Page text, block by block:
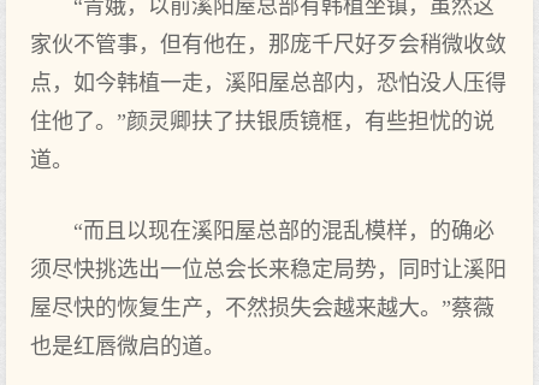
“青娥，以前溪阳屋总部有韩植坐镇，虽然这
家伙不管事，但有他在，那庞千尺好歹会稍微收敛
点，如今韩植一走，溪阳屋总部内，恐怕没人压得
住他了。”颜灵卿扶了扶银质镜框，有些担忧的说
道。
“而且以现在溪阳屋总部的混乱模样，的确必
须尽快挑选出一位总会长来稳定局势，同时让溪阳
屋尽快的恢复生产，不然损失会越来越大。”蔡薇
也是红唇微启的道。